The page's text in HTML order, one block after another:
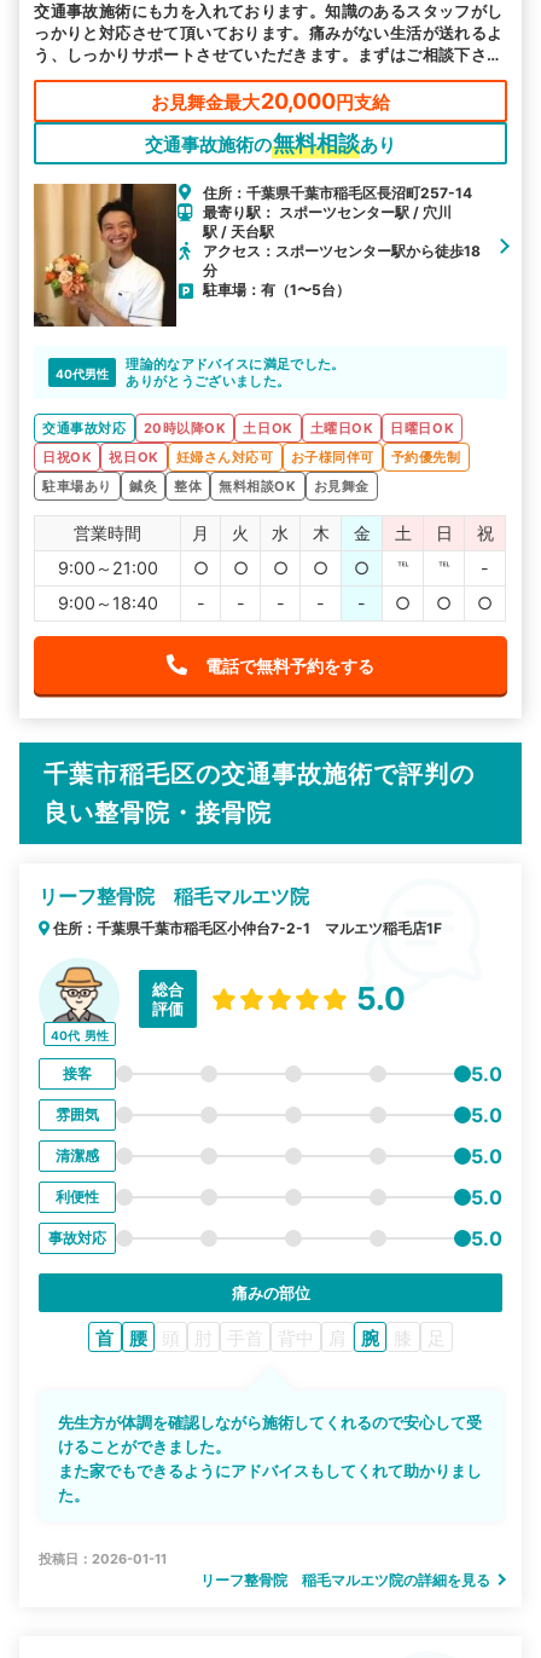
交通事故施術にも力を入れております。知識のあるスタッフがし
っかりと対応させて頂いております。痛みがない生活が送れるよ
う、しっかりサポートさせていただきます。まずはご相談下さ
い。
お見舞金最大20,000円支給
交通事故施術の無料相談あり
住所：千葉県千葉市稲毛区長沼町257-14
最寄り駅： スポーツセンター駅 / 穴川
駅 / 天台駅
アクセス：スポーツセンター駅から徒歩18
分
駐車場：有（1〜5台）
40代男性
理論的なアドバイスに満足でした。
ありがとうございました。
交通事故対応 20時以降OK 土日OK 土曜日OK
日曜日OK
日祝OK
祝日OK 妊婦さん対応可 お子様同伴可
予約優先制
駐車場あり
鍼灸 整体 無料相談OK お見舞金
営業時間 月 火 水 木 金 土 日
祝
9:00～21:00
○ ○ ○ ○ ○ ℡ ℡
-
9:00～18:40
- - - - - ○ ○ ○
電話で無料予約をする
千葉市稲毛区の交通事故施術で評判の
良い整骨院・接骨院
リーフ整骨院 稲毛マルエツ院
住所：千葉県千葉市稲毛区小仲台7-2-1 マルエツ稲毛店1F
40代 男性
総合
評価
5.0
接客 5.0
雰囲気 5.0
清潔感 5.0
利便性 5.0
事故対応 5.0
痛みの部位
首 腰 頭 肘 手首 背中 肩 腕 膝 足
先生方が体調を確認しながら施術してくれるので安心して受
けることができました。
また家でもできるようにアドバイスもしてくれて助かりまし
た。
投稿日：2026-01-11
リーフ整骨院 稲毛マルエツ院の詳細を見る